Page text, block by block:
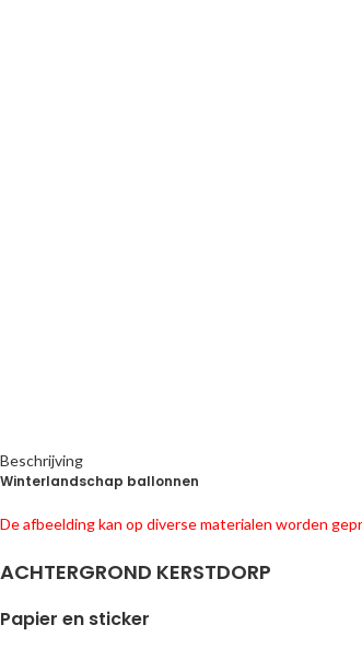
Beschrijving
Winterlandschap ballonnen
De afbeelding kan op diverse materialen worden
ACHTERGROND KERSTDORP
Papier en sticker